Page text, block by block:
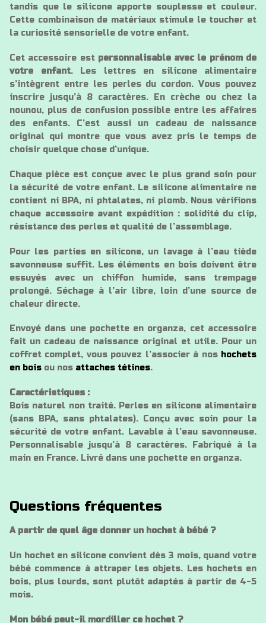
tandis que le silicone apporte souplesse et couleur.
Cette combinaison de matériaux stimule le toucher et
la curiosité sensorielle de votre enfant.
Cet accessoire est personnalisable avec le prénom de
votre enfant. Les lettres en silicone alimentaire
s’intègrent entre les perles du cordon. Vous pouvez
inscrire jusqu’à 8 caractères. En crèche ou chez la
nounou, plus de confusion possible entre les affaires
des enfants. C’est aussi un cadeau de naissance
original qui montre que vous avez pris le temps de
choisir quelque chose d’unique.
Chaque pièce est conçue avec le plus grand soin pour
la sécurité de votre enfant. Le silicone alimentaire ne
contient ni BPA, ni phtalates, ni plomb. Nous vérifions
chaque accessoire avant expédition : solidité du clip,
résistance des perles et qualité de l’assemblage.
Pour les parties en silicone, un lavage à l’eau tiède
savonneuse suffit. Les éléments en bois doivent être
essuyés avec un chiffon humide, sans trempage
prolongé. Séchage à l’air libre, loin d’une source de
chaleur directe.
Envoyé dans une pochette en organza, cet accessoire
fait un cadeau de naissance original et utile. Pour un
coffret complet, vous pouvez l’associer à nos hochets
en bois ou nos attaches tétines.
Caractéristiques :
Bois naturel non traité. Perles en silicone alimentaire
(sans BPA, sans phtalates). Conçu avec soin pour la
sécurité de votre enfant. Lavable à l’eau savonneuse.
Personnalisable jusqu’à 8 caractères. Fabriqué à la
main en France. Livré dans une pochette en organza.
Questions fréquentes
A partir de quel âge donner un hochet à bébé ?
Un hochet en silicone convient dès 3 mois, quand votre
bébé commence à attraper les objets. Les hochets en
bois, plus lourds, sont plutôt adaptés à partir de 4-5
mois.
Mon bébé peut-il mordiller ce hochet ?